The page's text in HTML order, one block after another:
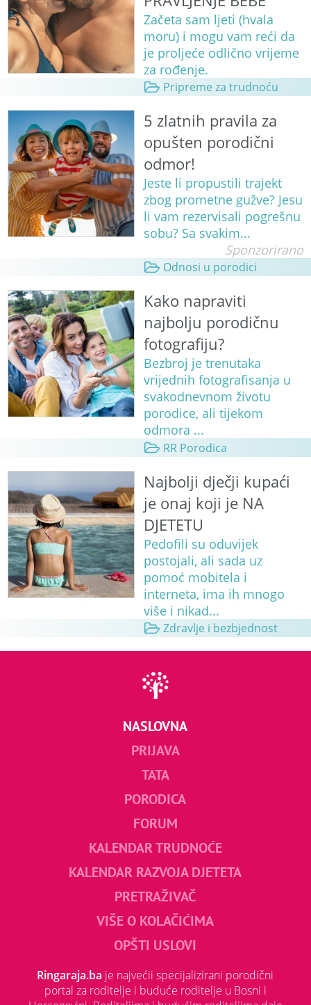
Začeta sam ljeti (hvala
moru) i mogu vam reći da
je proljeće odlično vrijeme
za rođenje.
Pripreme za trudnoću
5 zlatnih pravila za
opušten porodični
odmor!
Jeste li propustili trajekt
zbog prometne gužve? Jesu
li vam rezervisali pogrešnu
sobu? Sa svakim...
Sponzorirano
Odnosi u porodici
Kako napraviti
najbolju porodičnu
fotografiju?
Bezbroj je trenutaka
vrijednih fotografisanja u
svakodnevnom životu
porodice, ali tijekom
odmora ...
RR Porodica
Najbolji dječji kupaći
je onaj koji je NA
DJETETU
Pedofili su oduvijek
postojali, ali sada uz
pomoć mobitela i
interneta, ima ih mnogo
više i nikad...
Zdravlje i bezbjednost
NASLOVNA
PRIJAVA
TATA
PORODICA
FORUM
KALENDAR TRUDNOĆE
KALENDAR RAZVOJA DJETETA
PRETRAŽIVAČ
VIŠE O KOLAČIĆIMA
OPŠTI USLOVI
Ringaraja.ba je najvećii specijalizirani porodični
portal za roditelje i buduće roditelje u Bosni i